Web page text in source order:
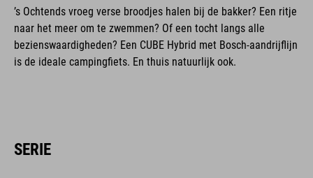
’s Ochtends vroeg verse broodjes halen bij de bakker? Een ritje
naar het meer om te zwemmen? Of een tocht langs alle
bezienswaardigheden? Een CUBE Hybrid met Bosch-aandrijflijn
is de ideale campingfiets. En thuis natuurlijk ook.
SERIE